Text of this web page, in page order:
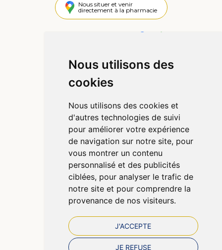
Nous utilisons des
cookies
Nous utilisons des cookies et
d'autres technologies de suivi
pour améliorer votre expérience
de navigation sur notre site, pour
vous montrer un contenu
personnalisé et des publicités
ciblées, pour analyser le trafic de
notre site et pour comprendre la
provenance de nos visiteurs.
J'ACCEPTE
JE REFUSE
Nous situer et venir
directement à la pharmacie
Informations
Qui sommes-nous ?
Déclarer un effet indésirable
Mentions légales
CGV
Données personnelles
Cookies
Préférences Cookies